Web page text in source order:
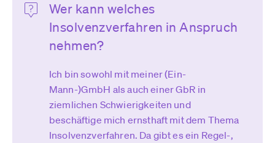
Wer kann welches
Insolvenzverfahren in Anspruch
nehmen?
Ich bin sowohl mit meiner (Ein-
Mann-)GmbH als auch einer GbR in
ziemlichen Schwierigkeiten und
beschäftige mich ernsthaft mit dem Thema
Insolvenzverfahren. Da gibt es ein Regel-,